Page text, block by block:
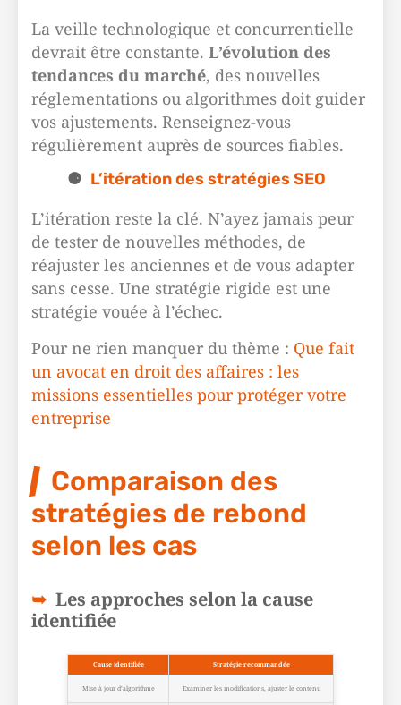
La veille technologique et concurrentielle
devrait être constante. L’évolution des
tendances du marché, des nouvelles
réglementations ou algorithmes doit guider
vos ajustements. Renseignez-vous
régulièrement auprès de sources fiables.
L’itération des stratégies SEO
L’itération reste la clé. N’ayez jamais peur
de tester de nouvelles méthodes, de
réajuster les anciennes et de vous adapter
sans cesse. Une stratégie rigide est une
stratégie vouée à l’échec.
Pour ne rien manquer du thème : Que fait
un avocat en droit des affaires : les
missions essentielles pour protéger votre
entreprise
Comparaison des
stratégies de rebond
selon les cas
Les approches selon la cause
identifiée
Cause identifiée Stratégie recommandée
Mise à jour d’algorithme Examiner les modifications, ajuster le contenu